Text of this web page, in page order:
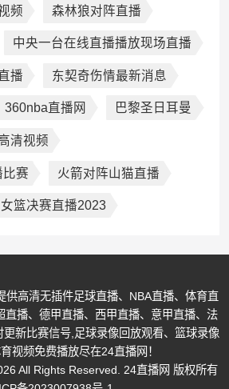
频 森林狼对阵直播
中央一台在线直播播放现场直播
播 东契奇伤情最新消息
360nba直播网 巴黎圣日耳曼
清视频
比赛 火箭对阵山猫直播
女篮决赛直播2023
供高清无插件足球直播、NBA直播、体育直
直播、德甲直播、西甲直播、意甲直播、法
新比赛信号,足球录像回放观看、篮球录像
视频免费播放尽在24直播网！
All Rights Reserved. 24直播网 版权所有